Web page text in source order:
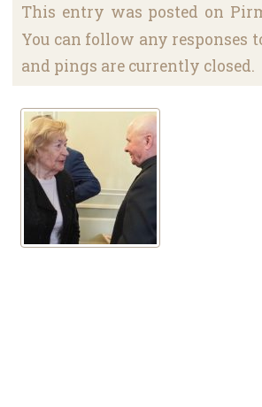
This entry was posted on
You can follow any
and pings are currently closed.